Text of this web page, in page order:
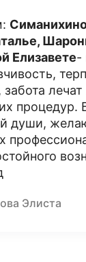
Елизавете-
процедур.
души,
Элиста